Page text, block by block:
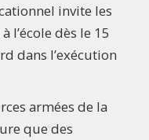
invite les
l’école dès le 15
dans l’exécution
armées de la
que des